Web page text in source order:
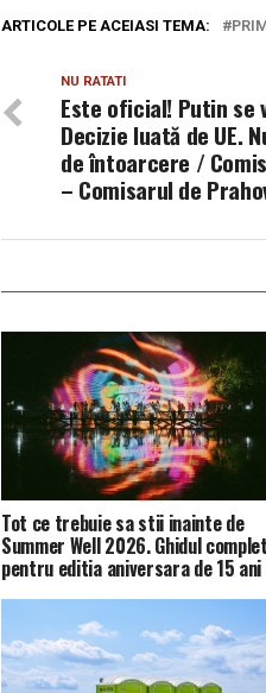
ARTICOLE PE ACEIASI TEMA:
NU RATATI
Este oficial! Putin se
Decizie luată de UE.
de întoarcere /
– Comisarul de
Tot ce trebuie sa stii inainte de
Summer Well 2026. Ghidul complet
pentru editia aniversara de 15 ani